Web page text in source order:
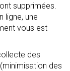
supprimées.
ligne, une
vous est
des
des